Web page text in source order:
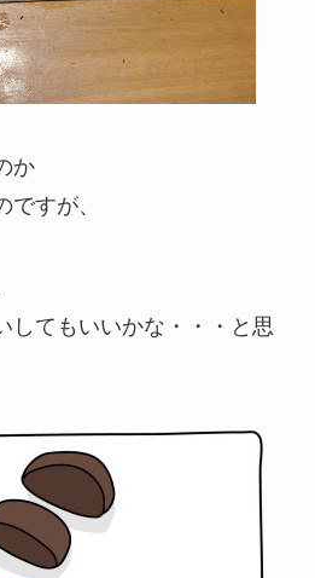
か
すが、
してもいいかな・・・と思